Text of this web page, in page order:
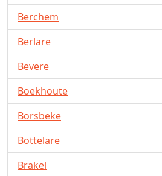
Berchem
Berlare
Bevere
Boekhoute
Borsbeke
Bottelare
Brakel